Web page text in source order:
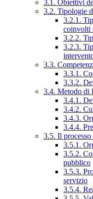
3.1. Obiettivi
3.2. Tipologie
3.2.1.
coinvolti
3.2.2.
3.2.3.
3.3.
3.3.1.
3.3.2.
3.4. Metodo di
3.4.1.
3.4.2.
3.4.3.
3.4.4.
3.5. Il processo
3.5.1.
3.5.2.
pubblico
3.5.3.
servizio
3.5.4.